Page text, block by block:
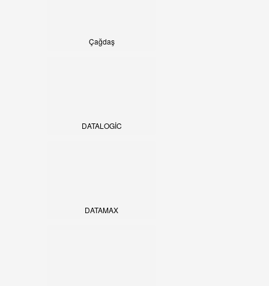
Çağdaş
DATALOGİC
DATAMAX